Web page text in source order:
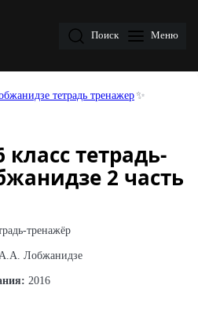
Поиск Меню
тетрадь тренажер
класс тетрадь-
2 часть
тренажёр
Лобжанидзе
2016